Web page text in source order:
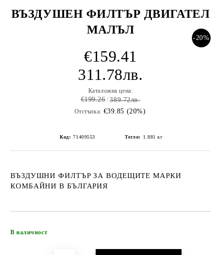
ВЪЗДУШЕН ФИЛТЪР ДВИГАТЕЛ
МАЛЪЛ
-20%
€159.41
311.78лв.
Каталожна цена:
€199.26 389.72лв.
Отстъпка: €39.85 (20%)
Код: 71409553 Тегло: 1.881 кг
ВЪЗДУШНИ ФИЛТЪР ЗА ВОДЕЩИТЕ МАРКИ
КОМБАЙНИ В БЪЛГАРИЯ
В наличност